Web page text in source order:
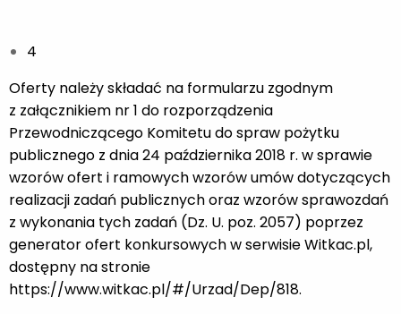
4
Oferty należy składać na formularzu zgodnym
z załącznikiem nr 1 do rozporządzenia
Przewodniczącego Komitetu do spraw pożytku
publicznego z dnia 24 października 2018 r. w sprawie
wzorów ofert i ramowych wzorów umów dotyczących
realizacji zadań publicznych oraz wzorów sprawozdań
z wykonania tych zadań (Dz. U. poz. 2057) poprzez
generator ofert konkursowych w serwisie Witkac.pl,
dostępny na stronie
https://www.witkac.pl/#/Urzad/Dep/818.